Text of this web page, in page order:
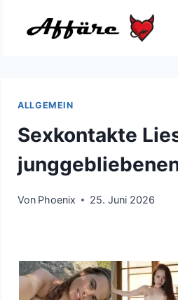
Inhalt
ALLGEMEIN
Sexkontakte
Von Phoenix 25. Juni 2026